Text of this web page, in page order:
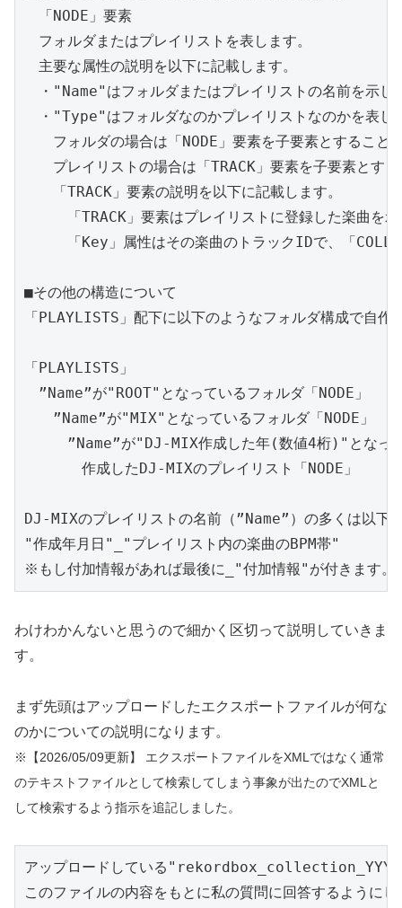
「NODE」要素
フォルダまたはプレイリストを表します。
主要な属性の説明を以下に記載します。
・"Name"はフォルダまたはプレイリストの名前を示し
・"Type"はフォルダなのかプレイリストなのかを表
フォルダの場合は「NODE」要素を子要素とすること
プレイリストの場合は「TRACK」要素を子要素とする
「TRACK」要素の説明を以下に記載します。
「TRACK」要素はプレイリストに登録した楽曲を示
「Key」属性はその楽曲のトラックIDで、「
■その他の構造について
「PLAYLISTS」配下に以下のようなフォルダ構成で自
「PLAYLISTS」
”Name”が"ROOT"となっているフォルダ「NODE」
”Name”が"MIX"となっているフォルダ「NODE」
”Name”が"DJ-MIX作成した年(数値4桁)"となって
作成したDJ-MIXのプレイリスト「NODE」
DJ-MIXのプレイリストの名前（”Name”）の多くは以下
"作成年月日"_"プレイリスト内の楽曲のBPM帯"
※もし付加情報があれば最後に_"付加情報"が付きます。
わけわかんないと思うので細かく区切って説明していきま
す。
まず先頭はアップロードしたエクスポートファイルが何な
のかについての説明になります。
※【2026/05/09更新】 エクスポートファイルをXMLではなく通常
のテキストファイルとして検索してしまう事象が出たのでXMLと
して検索するよう指示を追記しました。
アップロードしている
このファイルの内容をもとに私の質問に回答するように